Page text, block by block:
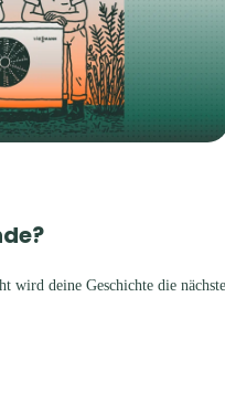
wird deine Geschichte die